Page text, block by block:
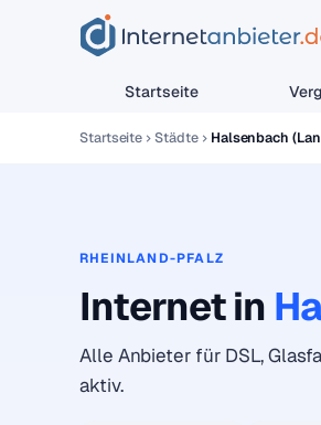
Startseite
Startseite Städte Halsenbach
RHEINLAND-PFALZ
Internet in
Alle Anbieter für DSL,
aktiv.